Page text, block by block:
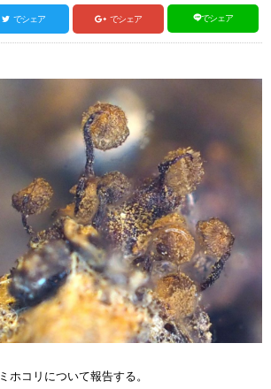
でシェア でシェア でシェア
ホコリについて報告する。